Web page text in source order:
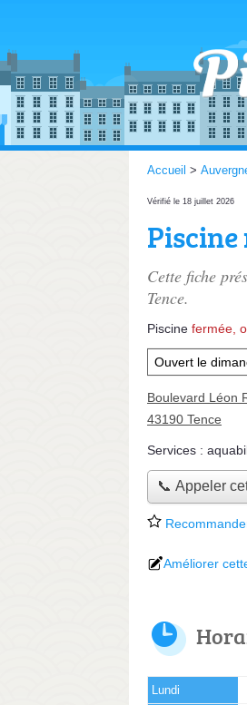
Accueil >
Vérifié le 18 juillet 2026
Cette fiche
Tence.
Piscine fermée,
Ouvert le
Boulevard Léon
43190 Tence
Services :
📞 Appeler
Améliorer
Lundi